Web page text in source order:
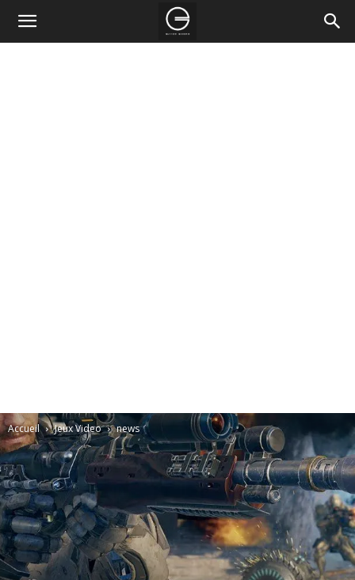
Accueil Jeux Video news